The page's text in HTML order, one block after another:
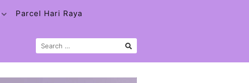
Parcel Hari Raya